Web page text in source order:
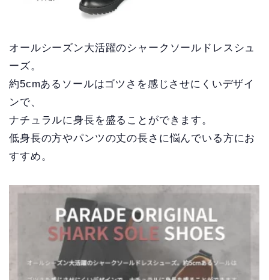
オールシーズン大活躍のシャークソールドレスシュ
ーズ。
約5cmあるソールはゴツさを感じさせにくいデザイ
ンで、
ナチュラルに身長を盛ることができます。
低身長の方やパンツの丈の長さに悩んでいる方にお
すすめ。